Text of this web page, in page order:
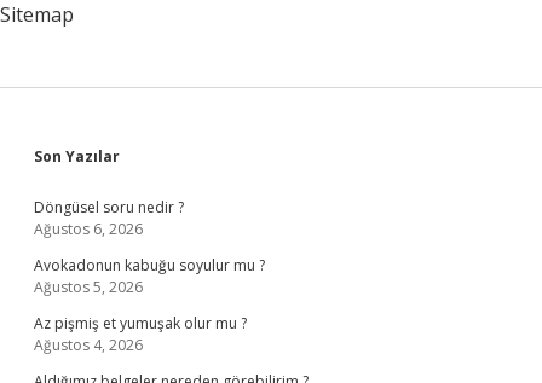
Sitemap
Sidebar
Son Yazılar
Döngüsel soru nedir ?
Ağustos 6, 2026
Avokadonun kabuğu soyulur mu ?
Ağustos 5, 2026
Az pişmiş et yumuşak olur mu ?
Ağustos 4, 2026